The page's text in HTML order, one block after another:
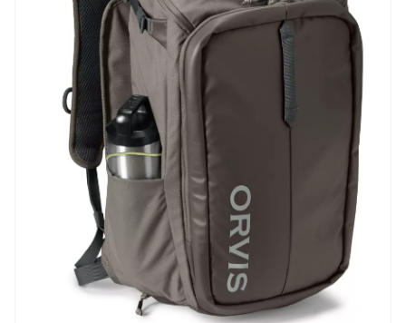
INICIAR SESIÓN
Registrarse